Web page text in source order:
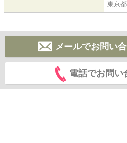
東京
メールでお問い
電話でお問い